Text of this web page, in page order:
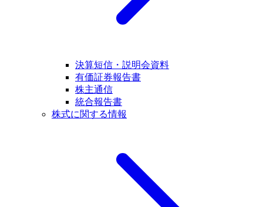
決算短信・説明会資料
有価証券報告書
株主通信
統合報告書
株式に関する情報